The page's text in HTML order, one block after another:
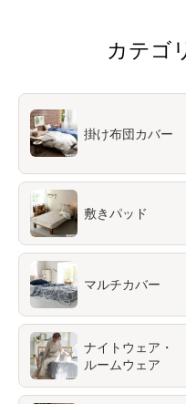
カテゴ
掛け布団カバー
敷きパッド
マルチカバー
ナイトウェア・
ルームウェア